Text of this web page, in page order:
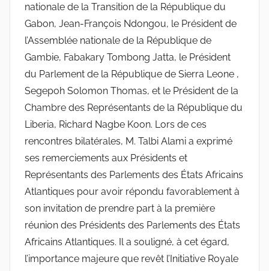
nationale de la Transition de la République du
Gabon, Jean-François Ndongou, le Président de
l’Assemblée nationale de la République de
Gambie, Fabakary Tombong Jatta, le Président
du Parlement de la République de Sierra Leone ,
Segepoh Solomon Thomas, et le Président de la
Chambre des Représentants de la République du
Liberia, Richard Nagbe Koon. Lors de ces
rencontres bilatérales, M. Talbi Alami a exprimé
ses remerciements aux Présidents et
Représentants des Parlements des États Africains
Atlantiques pour avoir répondu favorablement à
son invitation de prendre part à la première
réunion des Présidents des Parlements des États
Africains Atlantiques. Il a souligné, à cet égard,
l’importance majeure que revêt l’Initiative Royale